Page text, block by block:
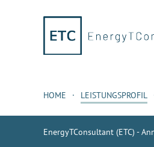
HOME LEISTUNGSPROFIL
EnergyTConsultant (ETC) -